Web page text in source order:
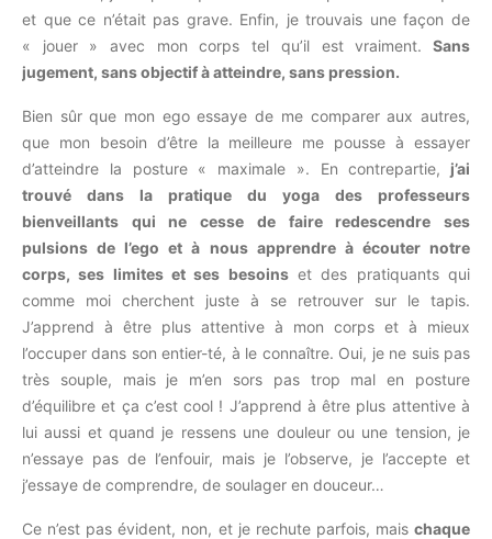
et que ce n’était pas grave. Enfin, je trouvais une façon de
« jouer » avec mon corps tel qu’il est vraiment. Sans
jugement, sans objectif à atteindre, sans pression.
Bien sûr que mon ego essaye de me comparer aux autres,
que mon besoin d’être la meilleure me pousse à essayer
d’atteindre la posture « maximale ». En contrepartie, j’ai
trouvé dans la pratique du yoga des professeurs
bienveillants qui ne cesse de faire redescendre ses
pulsions de l’ego et à nous apprendre à écouter notre
corps, ses limites et ses besoinset des pratiquants qui
comme moi cherchent juste à se retrouver sur le tapis.
J’apprend à être plus attentive à mon corps et à mieux
l’occuper dans son entier-té, à le connaître. Oui, je ne suis pas
très souple, mais je m’en sors pas trop mal en posture
d’équilibre et ça c’est cool ! J’apprend à être plus attentive à
lui aussi et quand je ressens une douleur ou une tension, je
n’essaye pas de l’enfouir, mais je l’observe, je l’accepte et
j’essaye de comprendre, de soulager en douceur…
Ce n’est pas évident, non, et je rechute parfois, mais chaque